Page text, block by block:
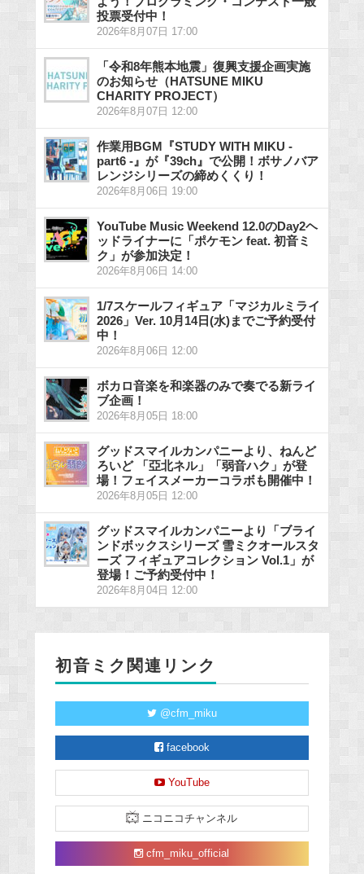
投票受付中！
2026年8月07日 17:00
「令和8年熊本地震」復興支援企画実施
のお知らせ（HATSUNE MIKU
CHARITY PROJECT）
2026年8月07日 12:00
作業用BGM『STUDY WITH MIKU -
part6 -』が『39ch』で公開！ボサノバア
レンジシリーズの締めくくり！
2026年8月06日 19:00
YouTube Music Weekend 12.0のDay2ヘ
ッドライナーに「ポケモン feat. 初音ミ
ク」が参加決定！
2026年8月06日 14:00
1/7スケールフィギュア「マジカルミライ
2026」Ver. 10月14日(水)までご予約受付
中！
2026年8月06日 12:00
ボカロ音楽を和楽器のみで奏でる新ライ
ブ企画！
2026年8月05日 18:00
グッドスマイルカンパニーより、ねんど
ろいど 「亞北ネル」「弱音ハク」が登
場！フェイスメーカーコラボも開催中！
2026年8月05日 12:00
グッドスマイルカンパニーより「ブライ
ンドボックスシリーズ 雪ミクオールスタ
ーズ フィギュアコレクション Vol.1」が
登場！ご予約受付中！
2026年8月04日 12:00
初音ミク関連リンク
@cfm_miku
facebook
YouTube
ニコニコチャンネル
cfm_miku_official